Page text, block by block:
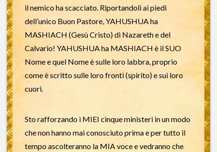
il nemico ha scacciato. Riportandoli ai piedi
dell’unico Buon Pastore, YAHUSHUA ha
MASHIACH (Gesù Cristo) di Nazareth e del
Calvario! YAHUSHUA ha MASHIACH è il SUO
Nome e quel Nome è sulle loro labbra, proprio
come è scritto sulle loro fronti (spirito) e sui loro
cuori.
Sto rafforzando i MIEI cinque ministeri in un modo
che non hanno mai conosciuto prima e per tutto il
tempo ascolteranno la MIA voce e vedranno che